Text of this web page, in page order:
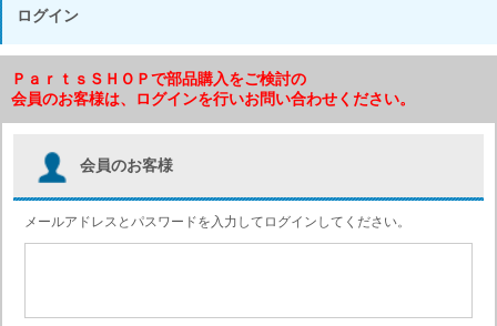
ログイン
ＰａｒｔｓＳＨＯＰで部品購入をご検討の
会員のお客様は、ログインを行いお問い合わせください。
会員のお客様
メールアドレスとパスワードを入力してログインしてください。